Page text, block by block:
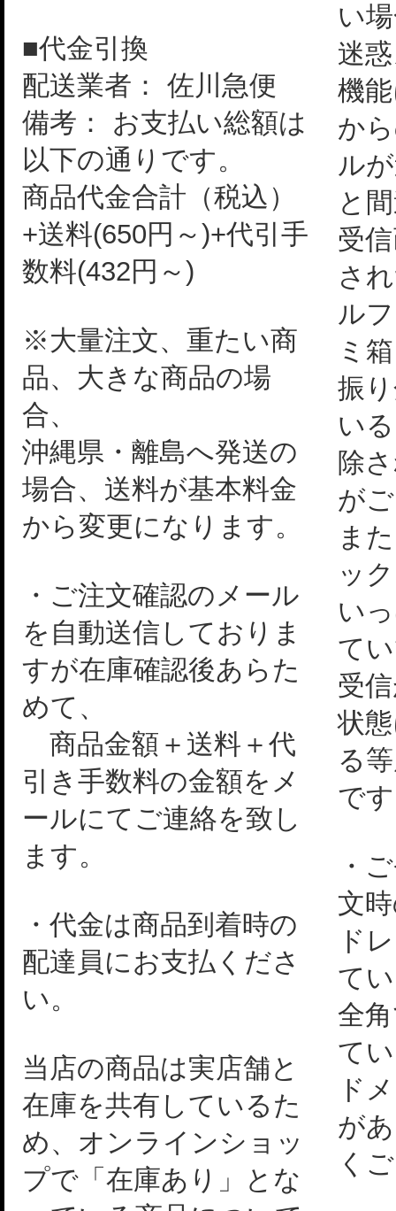
■代金引換
配送業者： 佐川急便
備考： お支払い総額は
以下の通りです。
商品代金合計（税込）
+送料(650円～)+代引手
数料(432円～)
※大量注文、重たい商
品、大きな商品の場
合、
沖縄県・離島へ発送の
場合、送料が基本料金
から変更になります。
・ご注文確認のメール
を自動送信しておりま
すが在庫確認後あらた
めて、
商品金額＋送料＋代
引き手数料の金額をメ
ールにてご連絡を致し
ます。
・代金は商品到着時の
配達員にお支払くださ
い。
当店の商品は実店舗と
在庫を共有しているた
め、オンラインショッ
プで「在庫あり」とな
い
迷
機
か
ル
と
受
さ
ル
ミ
振
い
除
が
ま
ッ
い
て
受
状
る
で
・
文
ド
て
全
て
ド
が
く